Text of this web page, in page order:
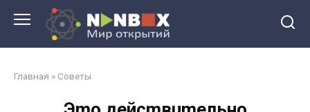
Главная » Советы